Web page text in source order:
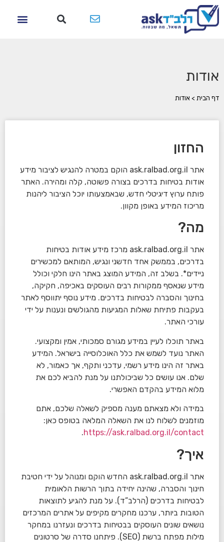
אודות
דף הבית > אודות
החזון
אתר ask.ralbad.org.il הוקם במטרה להנגיש לציבור מידע
אודות בטיחות בדרכים בצורה פשוטה, קלה ומהירה. האתר
פותח ערוץ דיגיטלי חדש, שבאמצעותו יוכל הציבור ליהנות
מריכוז המידע באופן מקוון.
מה?
אתר ask.ralbad.org.il מרכז מידע אודות בטיחות
בדרכים, בממשק אחד חדשני ונגיש, המותאם למכשירים
ניידים*. בשלב זה, המידע המוצג באתר הינו חלקי וכולל
מידע שנאסף ממקורות רבים העוסקים באכיפה, חקיקה,
בחינוך והסברה לבטיחות בדרכים. מידע נוסף יתווסף לאתר
בעקבות פתיחת שאלות המגיעות מהגולשים ונענות על ידי
עורכי האתר.
באתר תוכלו לעיין במידע מגורם סמכותי, אמין ומקצועי.
האתר נועד לשמש את כלל האוכלוסייה בישראל. המידע
באתר זה הינו מידע רשמי, עדכני ותקף, אך כאמור, לא
שלם. אנו עושים כל שביכולתנו על מנת להביא לכם את
מלוא המידע בהקדם האפשרי.
במידה ולא מצאתם מענה מספיק לשאלה שלכם, אתם
מוזמנים לשלוח לנו את השאלה המלאה בטופס כאן:
https://ask.ralbad.org.il/contact
.
איך?
אתר ask.ralbad.org.il החדש הוקם ומנוהל על ידי חטיבת
חינוך והסברה, שהינה יחידה בתוך הרשות הלאומית
לבטיחות בדרכים (הרלב”ד). על מנת להגיע לתוצאות
הטובות ביותר, ערכנו מחקרים מקיפים על אתרים המרכזים
נושאים שונים העוסקים בבטיחות בדרכים ונעזרנו במחקר
מילות מפתח ברשת (SEO). פיתחנו סדרה של סרטונים